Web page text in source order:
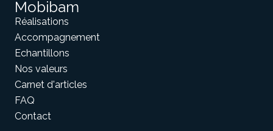
Mobibam
Réalisations
Accompagnement
Echantillons
Nos valeurs
Carnet d'articles
FAQ
Contact